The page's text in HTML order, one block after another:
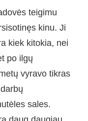
teigimu
kinu. Ji
kiek kitokia, nei
po ilgų
vyravo tikras
sales.